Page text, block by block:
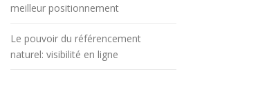
meilleur positionnement
Le pouvoir du référencement
naturel: visibilité en ligne